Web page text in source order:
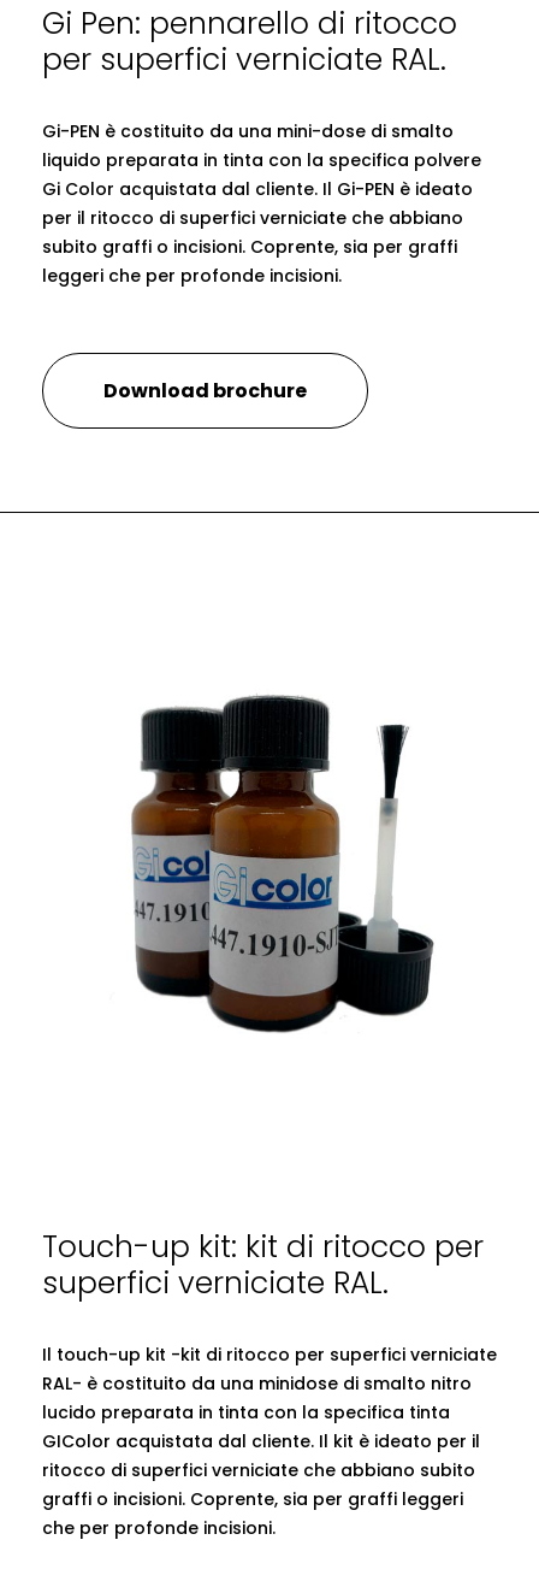
Gi Pen: pennarello di ritocco
per superfici verniciate RAL.
Gi-PEN è costituito da una mini-dose di smalto
liquido preparata in tinta con la specifica polvere
Gi Color acquistata dal cliente. Il Gi-PEN è ideato
per il ritocco di superfici verniciate che abbiano
subito graffi o incisioni. Coprente, sia per graffi
leggeri che per profonde incisioni.
Download brochure
Touch-up kit: kit di ritocco per
superfici verniciate RAL.
Il touch-up kit -kit di ritocco per superfici verniciate
RAL- è costituito da una minidose di smalto nitro
lucido preparata in tinta con la specifica tinta
GIColor acquistata dal cliente. Il kit è ideato per il
ritocco di superfici verniciate che abbiano subito
graffi o incisioni. Coprente, sia per graffi leggeri
che per profonde incisioni.